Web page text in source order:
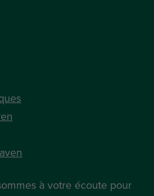
à votre écoute pour